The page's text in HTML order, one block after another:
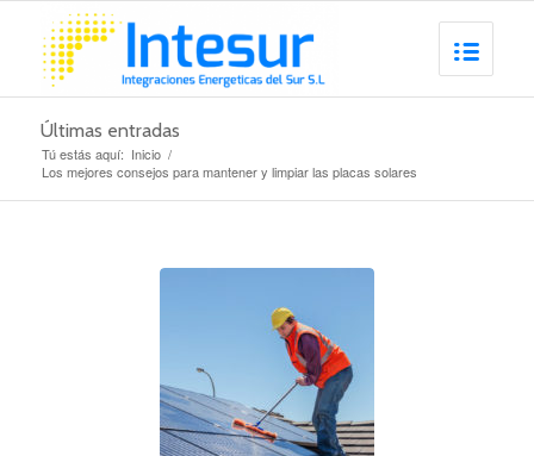
Últimas entradas
Tú estás aquí: Inicio /
Los mejores consejos para mantener y limpiar las placas solares